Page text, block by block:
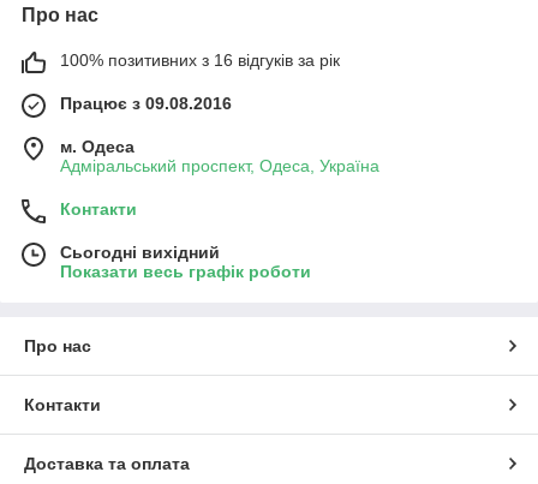
Про нас
100% позитивних з 16 відгуків за рік
Працює з 09.08.2016
м. Одеса
Адміральський проспект, Одеса, Україна
Контакти
Сьогодні вихідний
Показати весь графік роботи
Про нас
Контакти
Доставка та оплата